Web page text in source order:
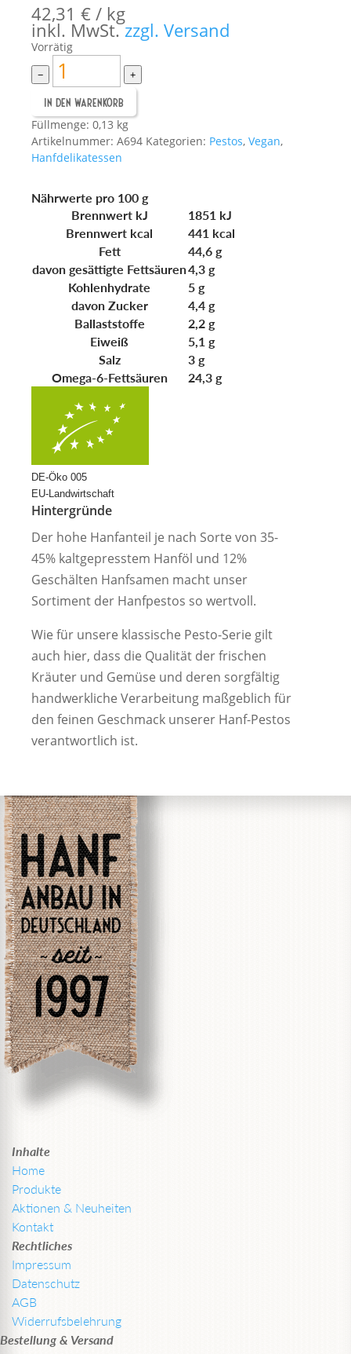
42,31 €/ kg
inkl. MwSt.zzgl. Versand
Vorrätig
Hanfpesto
Rosso
BIO
Menge
− +
In den Warenkorb
Füllmenge: 0,13 kg
Artikelnummer: A694 Kategorien: Pestos, Vegan,
Hanfdelikatessen
Nährwerte pro 100 g
Brennwert kJ
1851 kJ
Brennwert kcal
441 kcal
Fett
44,6 g
davon gesättigte Fettsäuren4,3 g
Kohlenhydrate
5 g
davon Zucker 4,4 g
Ballaststoffe
2,2 g
Eiweiß
5,1 g
Salz
3 g
Omega-6-Fettsäuren
24,3 g
DE-Öko 005
EU-Landwirtschaft
Hintergründe
Der hohe Hanfanteil je nach Sorte von 35-
45% kaltgepresstem Hanföl und 12%
Geschälten Hanfsamen macht unser
Sortiment der Hanfpestos so wertvoll.
Wie für unsere klassische Pesto-Serie gilt
auch hier, dass die Qualität der frischen
Kräuter und Gemüse und deren sorgfältig
handwerkliche Verarbeitung maßgeblich für
den feinen Geschmack unserer Hanf-Pestos
verantwortlich ist.
Inhalte
Home
Produkte
Aktionen & Neuheiten
Kontakt
Rechtliches
Impressum
Datenschutz
AGB
Widerrufsbelehrung
Bestellung & Versand